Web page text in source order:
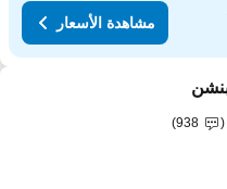
مشاهدة الأسعار
Add to
938